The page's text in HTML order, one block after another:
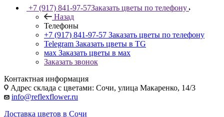
+7 (917) 841-97-57Заказать цветы по телефону
Назад
Телефоны
+7 (917) 841-97-57 Заказать цветы по телефону
Telegram Заказать цветы в TG
мах Заказать цветы в мах
Заказать звонок
Контактная информация
Адрес склада с цветами: Сочи, улица Макаренко, 14/3
info@reflexflower.ru
Доставка цветов в Сочи